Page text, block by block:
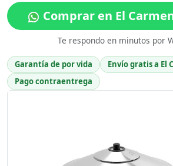
Comprar en El
Te respondo en minutos por
Garantía de por vida
Envío gratis a El
Pago contraentrega